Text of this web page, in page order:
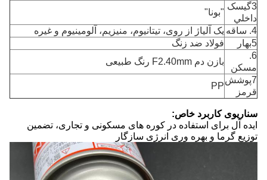
3گيسک
داخلي
"بونا"
4. ساقه
یک آلیاژ از روی، تیتانیوم، منیزیم، آلومینیوم و غیره
5بهار
فولاد ضد زنگ
6.
مسکن
بازن دم F2.40mm رنگ طبیعی
7پوشش
قرمز
PP
سناریوی کاربرد خاص:
ایده آل برای استفاده در کوره های مسکونی و تجاری، تضمین
توزیع گرما و بهره وری انرژی سازگار